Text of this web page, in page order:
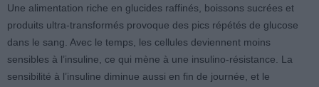
Une alimentation riche en glucides raffinés, boissons sucrées et
produits ultra-transformés provoque des pics répétés de glucose
dans le sang. Avec le temps, les cellules deviennent moins
sensibles à l’insuline, ce qui mène à une insulino-résistance. La
sensibilité à l’insuline diminue aussi en fin de journée, et le